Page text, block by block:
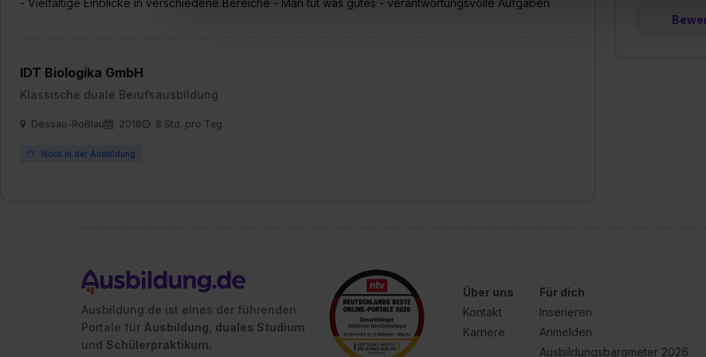
Verwendungszwecke zulassen, triff deine Auswahl über die Checkboxen und klick auf
Einwilligung zur Platzierung von Cookies der Kategorien „Präferenzen“, „Statistiken“ und
„Datenschutz-Einstellungen“ widerrufen. Weitere Informationen zu den einzelnen Cookies
„Details zeigen“. Weitere Informationen:
- Vielfältige Einblicke in verschiedene Bereiche - Man tut was gutes - verantwortungsvolle Aufgaben
IDT Biologika GmbH
Klassische duale Berufsausbildung
Dessau-Roßlau 2018 8 Std. pro Tag
Noch in der Ausbildung
Ausbildung.de ist eines der führenden
Portale für Ausbildung, duales Studium
und Schülerpraktikum.
Über uns
Kontakt
Karriere
Für dich
Inserieren
Anmelden
Ausbildungsbarometer 2026